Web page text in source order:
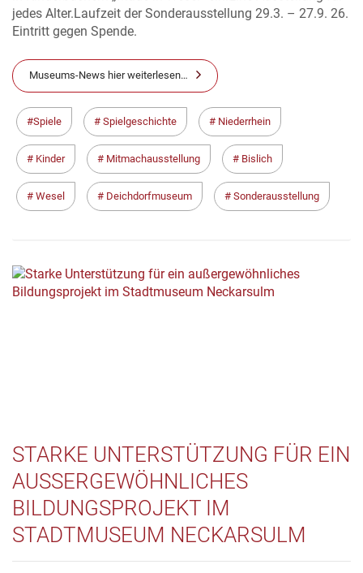
jedes Alter.Laufzeit der Sonderausstellung 29.3. – 27.9. 26.
Eintritt gegen Spende.
Museums-News hier weiterlesen…
Spiele Spielgeschichte Niederrhein
Kinder Mitmachausstellung Bislich
Wesel Deichdorfmuseum Sonderausstellung
STARKE UNTERSTÜTZUNG FÜR EIN
AUSSERGEWÖHNLICHES B
ILDUNGSPROJEKT IM S
TADTMUSEUM NECKARSULM